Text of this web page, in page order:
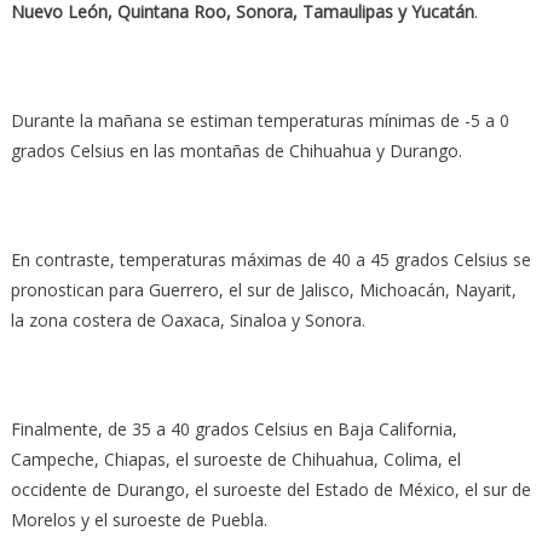
Nuevo León, Quintana Roo, Sonora, Tamaulipas y Yucatán.
Durante la mañana se estiman temperaturas mínimas de -5 a 0
grados Celsius en las montañas de Chihuahua y Durango.
En contraste, temperaturas máximas de 40 a 45 grados Celsius se
pronostican para Guerrero, el sur de Jalisco, Michoacán, Nayarit,
la zona costera de Oaxaca, Sinaloa y Sonora.
Finalmente, de 35 a 40 grados Celsius en Baja California,
Campeche, Chiapas, el suroeste de Chihuahua, Colima, el
occidente de Durango, el suroeste del Estado de México, el sur de
Morelos y el suroeste de Puebla.